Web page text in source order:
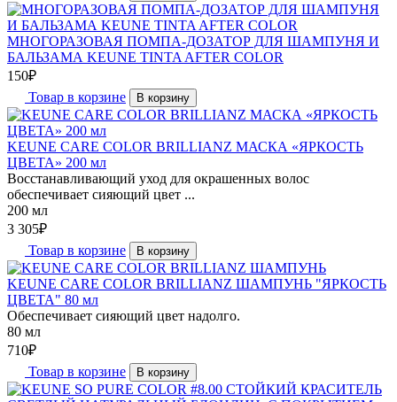
МНОГОРАЗОВАЯ ПОМПА-ДОЗАТОР ДЛЯ ШАМПУНЯ И
БАЛЬЗАМА KEUNE TINTA AFTER COLOR
150₽
Товар в корзине
В корзину
KEUNE CARE COLOR BRILLIANZ МАСКА «ЯРКОСТЬ
ЦВЕТА» 200 мл
Восстанавливающий уход для окрашенных волос
обеспечивает сияющий цвет ...
200 мл
3 305₽
Товар в корзине
В корзину
KEUNE CARE COLOR BRILLIANZ ШАМПУНЬ "ЯРКОСТЬ
ЦВЕТА" 80 мл
Обеспечивает сияющий цвет надолго.
80 мл
710₽
Товар в корзине
В корзину